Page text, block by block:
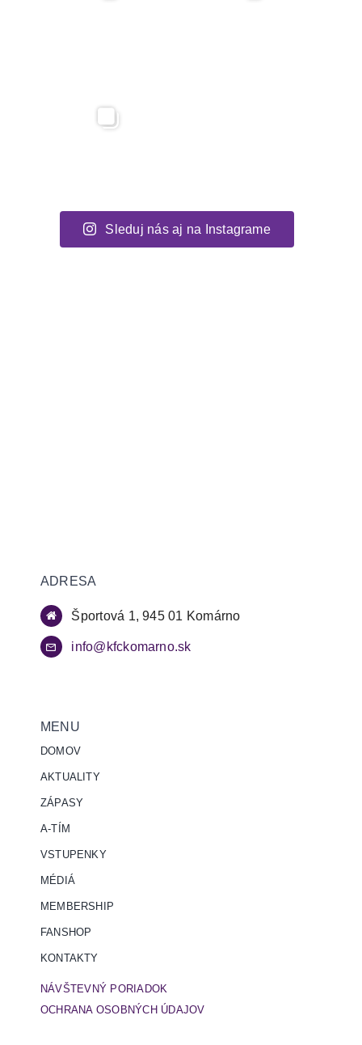
Sleduj nás aj na Instagrame
ADRESA
Športová 1, 945 01 Komárno
info@kfckomarno.sk
MENU
DOMOV
AKTUALITY
ZÁPASY
A-TÍM
VSTUPENKY
MÉDIÁ
MEMBERSHIP
FANSHOP
KONTAKTY
NÁVŠTEVNÝ PORIADOK
OCHRANA OSOBNÝCH ÚDAJOV